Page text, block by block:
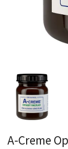
A-Creme